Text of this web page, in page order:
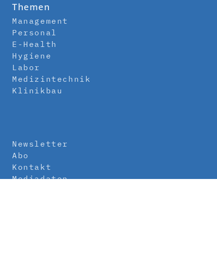
Themen
Management
Personal
E-Health
Hygiene
Labor
Medizintechnik
Klinikbau
Newsletter
Abo
Kontakt
Mediadaten